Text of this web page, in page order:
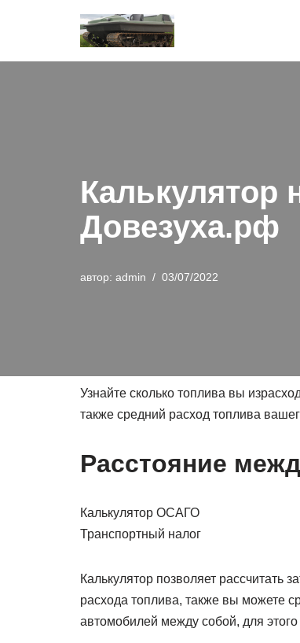
к
Калькулятор
Довезуха.рф
автор: admin 03/07/2022
Узнайте сколько топлива вы
также средний расход топлива
Расстояние
Калькулятор ОСАГО
Транспортный налог
Калькулятор позволяет рассчитать
расхода топлива, также вы можете
автомобилей между собой, для